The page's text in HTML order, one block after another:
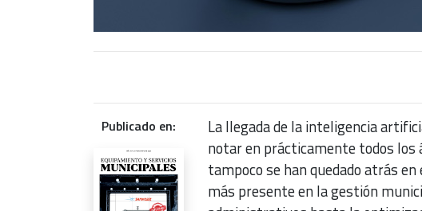
Publicado en:
La llegada de la inteligencia
notar en prácticamente todos los
tampoco se han quedado atrás
más presente en la gestión